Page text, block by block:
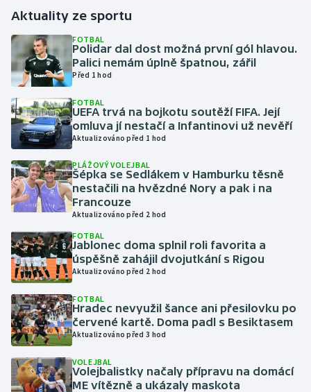
Dostihy
Florbal
Futsal
Golf
Gymnastika
Házená
Jezdectví
Judo
Krasobruslení
Lezení
Lyže a snowboard
Aktuality ze sportu
FOTBAL
Polidar dal dost možná první gól hlavou.
Palici nemám úplně špatnou, zářil
Před 1 hod
FOTBAL
UEFA trvá na bojkotu soutěží FIFA. Její
omluva jí nestačí a Infantinovi už nevěří
Aktualizováno před 1 hod
PLÁŽOVÝ VOLEJBAL
Šépka se Sedlákem v Hamburku těsně
nestačili na hvězdné Nory a pak i na
Francouze
Aktualizováno před 2 hod
FOTBAL
Jablonec doma splnil roli favorita a
úspěšně zahájil dvojutkání s Rigou
Aktualizováno před 2 hod
FOTBAL
Hradec nevyužil šance ani přesilovku po
červené kartě. Doma padl s Besiktasem
Aktualizováno před 3 hod
VOLEJBAL
Volejbalistky načaly přípravu na domácí
ME vítězně a ukázaly maskota